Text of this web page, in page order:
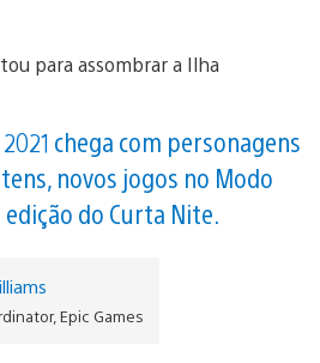
chega com personagens
novos jogos no Modo
do Curta Nite.
Epic Games